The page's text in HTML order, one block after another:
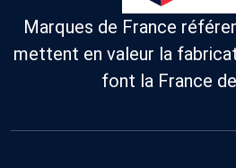
Marques de France
mettent en valeur la
font la France